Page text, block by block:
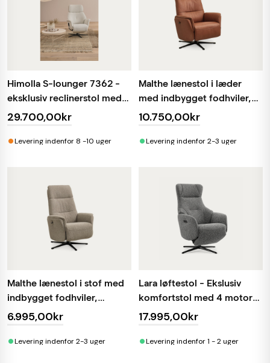
Himolla S-lounger 7362 -
eksklusiv reclinerstol med
stå-op hjælp
29.700,00kr
•Levering indenfor 8 -10 uger
Malthe lænestol i læder
med indbygget fodhviler,
manuel
10.750,00kr
•Levering indenfor 2-3 uger
Malthe lænestol i stof med
indbygget fodhviler,
manuel
6.995,00kr
•Levering indenfor 2-3 uger
Lara løftestol - Ekslusiv
komfortstol med 4 motorer
og sædeløft
17.995,00kr
•Levering indenfor 1 - 2 uger